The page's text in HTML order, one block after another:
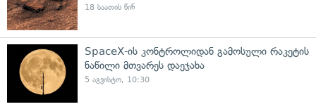
18 საათის წინ
SpaceX-ის კონტროლიდან გამოსული რაკეტის
ნაწილი მთვარეს დაეჯახა
5 აგვისტო, 10:30